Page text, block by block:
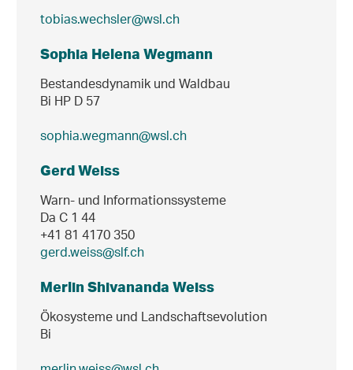
tobias.wechsler@wsl.ch
Sophia Helena Wegmann
Bestandesdynamik und Waldbau
Bi HP D 57
sophia.wegmann@wsl.ch
Gerd Weiss
Warn- und Informationssysteme
Da C 1 44
+41 81 4170 350
gerd.weiss@slf.ch
Merlin Shivananda Weiss
Ökosysteme und Landschaftsevolution
Bi